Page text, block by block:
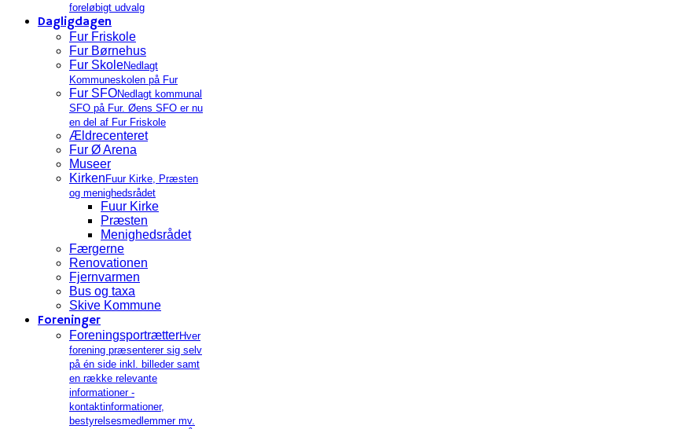
foreløbigt udvalg
Dagligdagen
Fur Friskole
Fur Børnehus
Fur SkoleNedlagt
Kommuneskolen på Fur
Fur SFONedlagt kommunal
SFO på Fur. Øens SFO er nu
en del af Fur Friskole
Ældrecenteret
Fur Ø Arena
Museer
Kirken Fuur Kirke, Præsten
og menighedsrådet
Fuur Kirke
Præsten
Menighedsrådet
Færgerne
Renovationen
Fjernvarmen
Bus og taxa
Skive Kommune
Foreninger
ForeningsportrætterHver
forening præsenterer sig selv
på én side inkl. billeder samt
en række relevante
informationer -
kontaktinformationer,
bestyrelsesmedlemmer mv.